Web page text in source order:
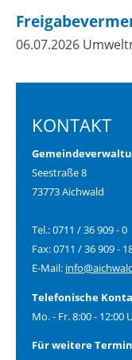
06.07.2026
KONTAKT
Seestraße 8
73773 Aichwald
Tel.: 0711 / 36 909 - 0
Fax: 0711 / 36 909 -
E-Mail:
Telefonische
Mo. - Fr. 8:00 - 12:00
Für weitere